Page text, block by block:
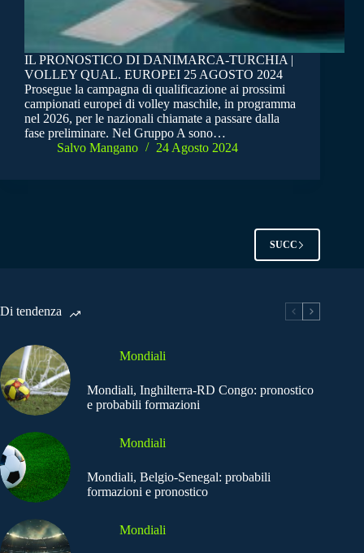
IL PRONOSTICO DI DANIMARCA-TURCHIA |
VOLLEY QUAL. EUROPEI 25 AGOSTO 2024
Prosegue la campagna di qualificazione ai prossimi
campionati europei di volley maschile, in programma
nel 2026, per le nazionali chiamate a passare dalla
fase preliminare. Nel Gruppo A sono…
Salvo Mangano
24 Agosto 2024
SUCC
Di tendenza
Mondiali
Mondiali, Inghilterra-RD Congo: pronostico
e probabili formazioni
Mondiali
Mondiali, Belgio-Senegal: probabili
formazioni e pronostico
Mondiali